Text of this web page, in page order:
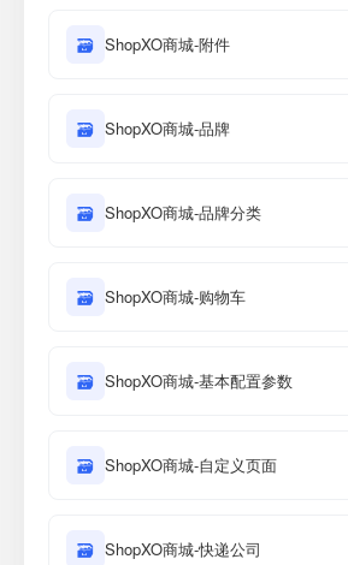
🗃 ShopXO商城-附件
🗃 ShopXO商城-品牌
🗃 ShopXO商城-品牌分类
🗃 ShopXO商城-购物车
🗃 ShopXO商城-基本配置参数
🗃 ShopXO商城-自定义页面
🗃 ShopXO商城-快递公司